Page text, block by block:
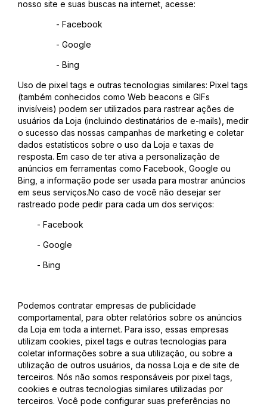
nosso site e suas buscas na internet, acesse:
- Facebook
- Google
- Bing
Uso de pixel tags e outras tecnologias similares: Pixel tags
(também conhecidos como Web beacons e GIFs
invisíveis) podem ser utilizados para rastrear ações de
usuários da Loja (incluindo destinatários de e-mails), medir
o sucesso das nossas campanhas de marketing e coletar
dados estatísticos sobre o uso da Loja e taxas de
resposta. Em caso de ter ativa a personalização de
anúncios em ferramentas como Facebook, Google ou
Bing, a informação pode ser usada para mostrar anúncios
em seus serviços.No caso de você não desejar ser
rastreado pode pedir para cada um dos serviços:
- Facebook
- Google
- Bing
Podemos contratar empresas de publicidade
comportamental, para obter relatórios sobre os anúncios
da Loja em toda a internet. Para isso, essas empresas
utilizam cookies, pixel tags e outras tecnologias para
coletar informações sobre a sua utilização, ou sobre a
utilização de outros usuários, da nossa Loja e de site de
terceiros. Nós não somos responsáveis por pixel tags,
cookies e outras tecnologias similares utilizadas por
terceiros. Você pode configurar suas preferências no